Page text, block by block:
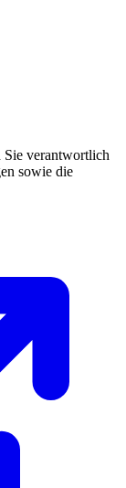
Sie verantwortlich
sowie die